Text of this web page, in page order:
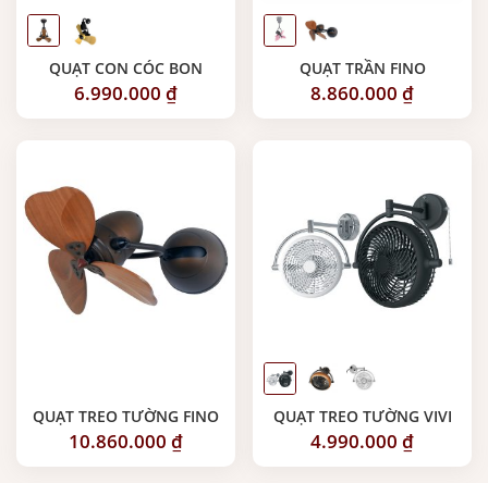
QUẠT CON CÓC BON
6.990.000 ₫
QUẠT TRẦN FINO
8.860.000 ₫
QUẠT TREO TƯỜNG FINO
10.860.000 ₫
QUẠT TREO TƯỜNG VIVI
4.990.000 ₫